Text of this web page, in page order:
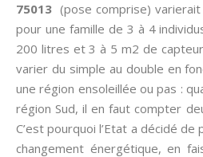
75013 (pose comprise)
pour une famille de 3 à 4
200 litres et 3 à 5 m2 de
varier du simple au double en
une région ensoleillée ou pas :
région Sud, il en faut compter
C’est pourquoi l’Etat a décidé
changement énergétique, en